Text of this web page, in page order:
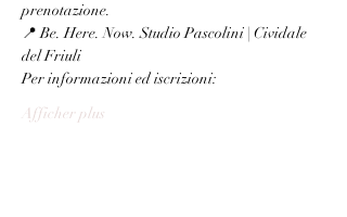
prenotazione.
📍 Be. Here. Now. Studio Pascolini | Cividale
del Friuli
Per informazioni ed iscrizioni:
Afficher plus